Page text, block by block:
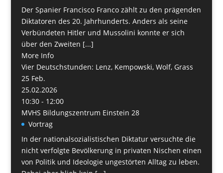
Der Spanier Francisco Franco zählt zu den prägenden
Diktatoren des 20. Jahrhunderts. Anders als seine
Verbündeten Hitler und Mussolini konnte er sich
über den Zweiten [...]
More Info
Vier Deutschstunden: Lenz, Kempowski, Wolf, Grass
25 Feb.
25.02.2026
10:30 - 12:00
MVHS Bildungszentrum Einstein 28
Vortrag
In der nationalsozialistischen Diktatur versuchte die
nicht verfolgte Bevölkerung in privaten Nischen einen
von Politik und Ideologie ungestörten Alltag zu leben.